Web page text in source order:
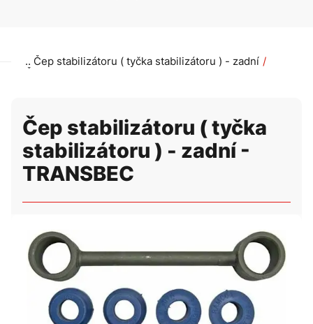
Čep stabilizátoru ( tyčka stabilizátoru ) - zadní
Čep stabilizátoru ( tyčka stabilizátoru ) - zadní -
Čep stabilizátoru ( tyčka
stabilizátoru ) - zadní -
TRANSBEC